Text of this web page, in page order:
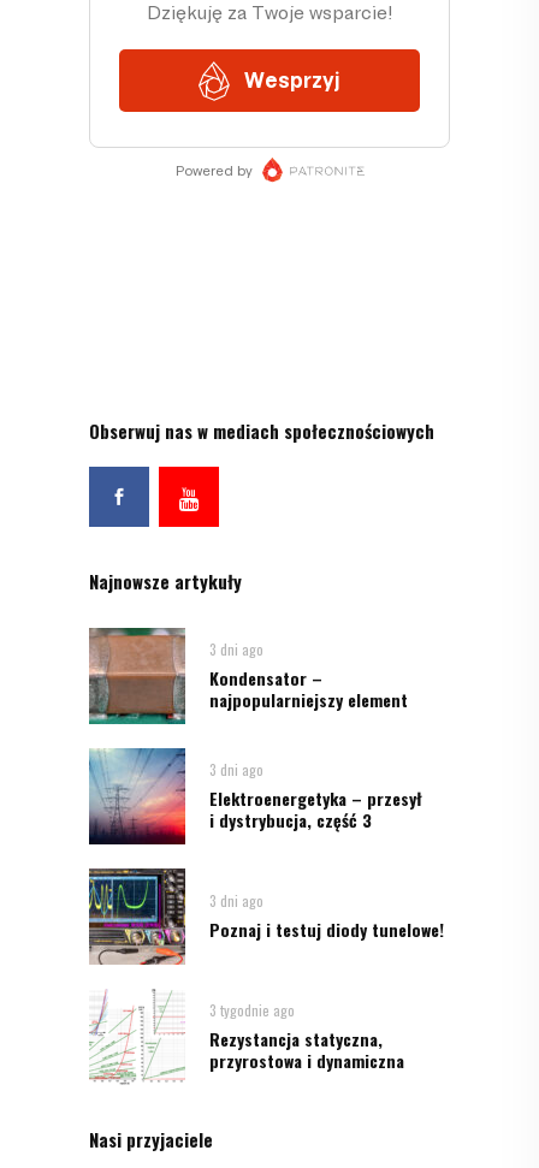
Obserwuj nas w mediach społecznościowych
Najnowsze artykuły
3 dni ago
Kondensator –
najpopularniejszy element
3 dni ago
Elektroenergetyka – przesył
i dystrybucja, część 3
3 dni ago
Poznaj i testuj diody tunelowe!
3 tygodnie ago
Rezystancja statyczna,
przyrostowa i dynamiczna
Nasi przyjaciele